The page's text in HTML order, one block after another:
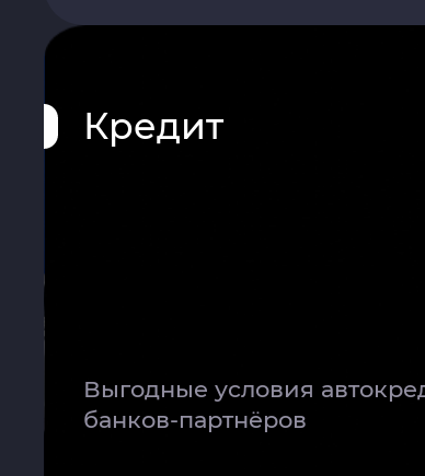
-Панорамная крыша
-
-Отделка элементов
-Подогрев передних
Кредит
Выгодные условия
банков-партнёров